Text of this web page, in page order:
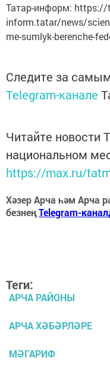
Татар-информ: https://
inform.tatar/news/
me-sumlyk-berenche-
Следите за
Telegram-канале
Читайте новости
национальном
https://max.ru/
Хәзер Арча һәм Арча
безнеңTelegram-
Теги:
АРЧА РАЙОНЫ
АРЧА ХӘБӘРЛӘРЕ
МӘГАРИФ